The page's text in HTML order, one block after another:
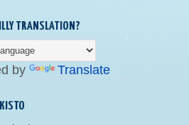
TRANSLATION?
by Translate